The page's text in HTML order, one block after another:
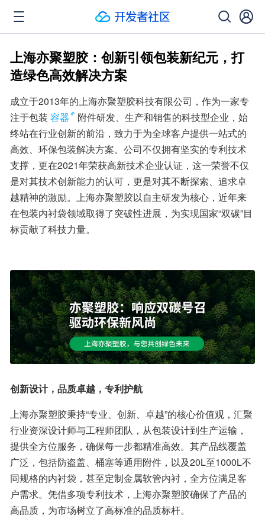
上海亦聚塑胶：创新引领包装新纪元，打
造绿色高效解决方案
成立于2013年的上海亦聚塑胶科技有限公司，作为一家专
注于包装 容器
附件研发、生产和销售的科技型企业，始
终站在行业创新的前沿，致力于为全球客户提供一站式的
高效、环保包装解决方案。公司不仅拥有坚实的专利技术
支撑，更在2021年荣获高新技术企业认证，这一荣誉不仅
是对其技术创新能力的认可，更是对其不断探索、追求卓
越精神的激励。上海亦聚塑胶以自主研发为核心，近年来
在包装内衬袋领域取得了突破性进展，为实现国家“双碳”目
标贡献了科技力量。
创新设计，品质卓越，专利护航
上海亦聚塑胶秉持“专业、创新、卓越”的核心价值观，汇聚
行业资深设计师与工程师团队，从包装设计到生产运输，
提供全方位服务，确保每一步都精准高效。其产品线覆盖
广泛，包括防盗盖、桶塞等通用附件，以及20L至1000L不
同规格的内衬袋，甚至定制金属软管内衬，全方位满足客
户需求。凭借多项专利技术，上海亦聚塑胶确保了产品的
高品质，为市场树立了高标准的品质标杆。